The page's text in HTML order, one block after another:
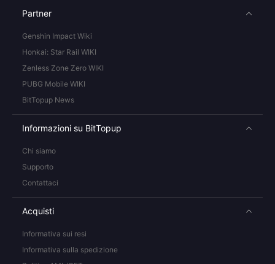
Partner
Genshin Impact Wiki
Honkai: Star Rail WIKI
Zenless Zone Zero WIKI
PUBG Mobile WIKI
BitTopup News
Informazioni su BitTopup
Chi siamo
Supporto
Contattaci
Acquisti
Informativa sui resi
Informativa sulla spedizione